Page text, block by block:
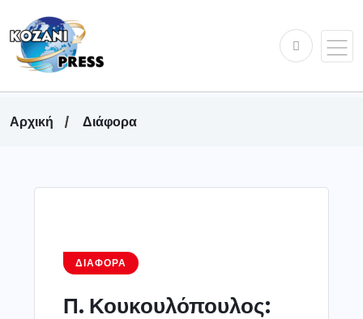
Αρχική Διάφορα
ΔΙΆΦΟΡΑ
Π. Κουκουλόπουλος: